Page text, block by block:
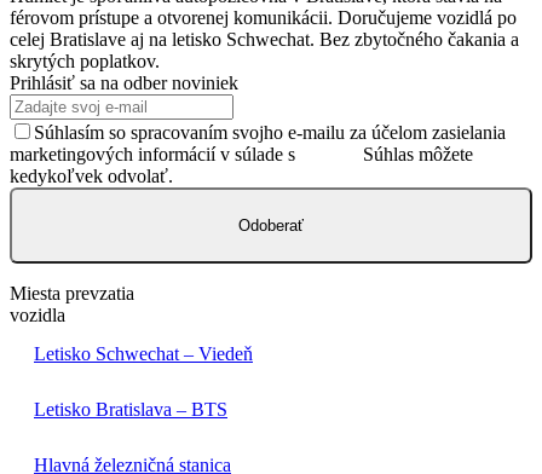
férovom prístupe a otvorenej komunikácii. Doručujeme vozidlá po
celej Bratislave aj na letisko Schwechat. Bez zbytočného čakania a
skrytých poplatkov.
Prihlásiť sa na odber noviniek
Súhlasím so spracovaním svojho e-mailu za účelom zasielania
marketingových informácií v súlade s
Súhlas môžete
kedykoľvek odvolať.
Odoberať
Miesta prevzatia
vozidla
Letisko Schwechat – Viedeň
Letisko Bratislava – BTS
Hlavná železničná stanica